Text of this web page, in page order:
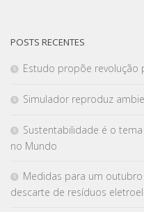
POSTS RECENTES
Estudo propõe revolução
Simulador reproduz
Sustentabilidade é o
no Mundo
Medidas para um
descarte de resíduos